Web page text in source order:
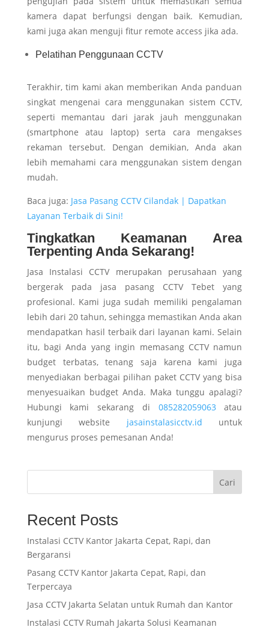
kamera dapat berfungsi dengan baik. Kemudian,
kami juga akan menguji fitur remote access jika ada.
Pelatihan Penggunaan CCTV
Terakhir, tim kami akan memberikan Anda panduan
singkat mengenai cara menggunakan sistem CCTV,
seperti memantau dari jarak jauh menggunakan
(smartphone atau laptop) serta cara mengakses
rekaman tersebut. Dengan demikian, Anda akan
lebih memahami cara menggunakan sistem dengan
mudah.
Baca juga: Jasa Pasang CCTV Cilandak | Dapatkan
Layanan Terbaik di Sini!
Tingkatkan Keamanan Area
Terpenting Anda Sekarang!
Jasa Instalasi CCTV merupakan perusahaan yang
bergerak pada jasa pasang CCTV Tebet yang
profesional. Kami juga sudah memiliki pengalaman
lebih dari 20 tahun, sehingga memastikan Anda akan
mendapatkan hasil terbaik dari layanan kami. Selain
itu, bagi Anda yang ingin memasang CCTV namun
budget terbatas, tenang saja karena kami juga
menyediakan berbagai pilihan paket CCTV yang bisa
menyesuaikan budget Anda. Maka tunggu apalagi?
Hubungi kami sekarang di 085282059063atau
kunjungi website jasainstalasicctv.id untuk
mengurus proses pemesanan Anda!
Cari
Recent Posts
Instalasi CCTV Kantor Jakarta Cepat, Rapi, dan
Bergaransi
Pasang CCTV Kantor Jakarta Cepat, Rapi, dan
Terpercaya
Jasa CCTV Jakarta Selatan untuk Rumah dan Kantor
Instalasi CCTV Rumah Jakarta Solusi Keamanan